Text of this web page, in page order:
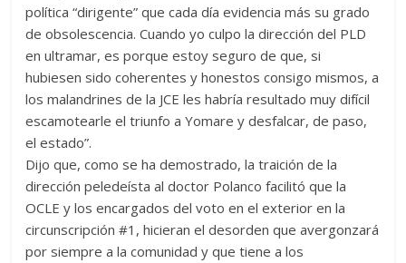
política “dirigente” que cada día evidencia más su grado
de obsolescencia. Cuando yo culpo la dirección del PLD
en ultramar, es porque estoy seguro de que, si
hubiesen sido coherentes y honestos consigo mismos, a
los malandrines de la JCE les habría resultado muy difícil
escamotearle el triunfo a Yomare y desfalcar, de paso,
el estado”.
Dijo que, como se ha demostrado, la traición de la
dirección peledeísta al doctor Polanco facilitó que la
OCLE y los encargados del voto en el exterior en la
circunscripción #1, hicieran el desorden que avergonzará
por siempre a la comunidad y que tiene a los